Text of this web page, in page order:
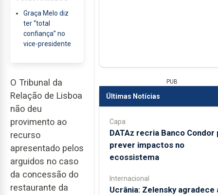
Graça Melo diz
ter “total
confiança” no
vice-presidente
O Tribunal da
Relação de Lisboa
não deu
provimento ao
recurso
apresentado pelos
arguidos no caso
da concessão do
restaurante da
PUB
Últimas Notícias
Capa
DATAz recria Banco Condor
prever impactos no
ecossistema
Internacional
Ucrânia: Zelensky agradece